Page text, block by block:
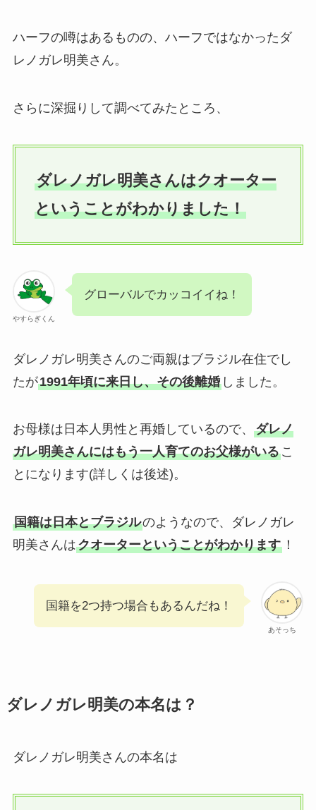
ハーフの噂はあるものの、ハーフではなかったダ
レノガレ明美さん。
さらに深掘りして調べてみたところ、
ダレノガレ明美さんはクオーター
ということがわかりました！
やすらぎくん
グローバルでカッコイイね！
ダレノガレ明美さんのご両親はブラジル在住でし
たが1991年頃に来日し、その後離婚しました。
お母様は日本人男性と再婚しているので、 ダレノ
ガレ明美さんにはもう一人育てのお父様がいるこ
とになります(詳しくは後述)。
国籍は日本とブラジルのようなので、ダレノガレ
明美さんはクオーターということがわかります！
あそっち
国籍を2つ持つ場合もあるんだね！
ダレノガレ明美の本名は？
ダレノガレ明美さんの本名は